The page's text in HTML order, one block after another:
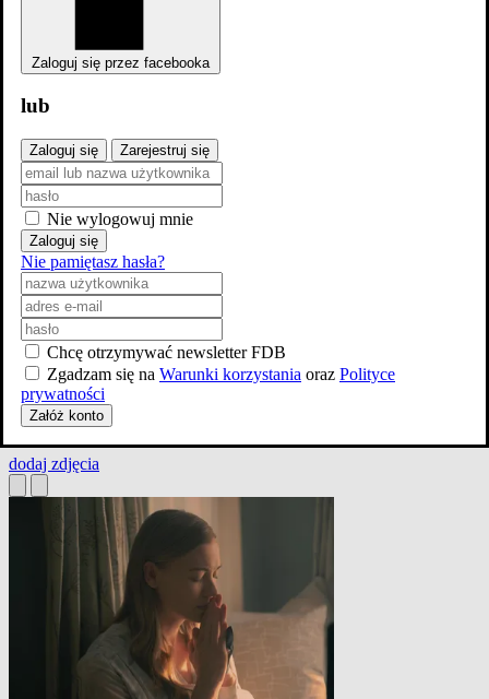
dodaj zdjęcia
Zaloguj się przez facebooka
lub
Zaloguj się Zarejestruj się
Nie wylogowuj mnie
Zaloguj się
Nie pamiętasz hasła?
Chcę otrzymywać newsletter FDB
Zgadzam się na Warunki korzystania oraz Polityce
prywatności
Załóż konto